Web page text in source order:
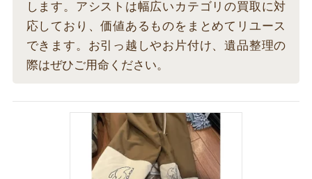
します。アシストは幅広いカテゴリの買取に対
応しており、価値あるものをまとめてリユース
できます。お引っ越しやお片付け、遺品整理の
際はぜひご用命ください。